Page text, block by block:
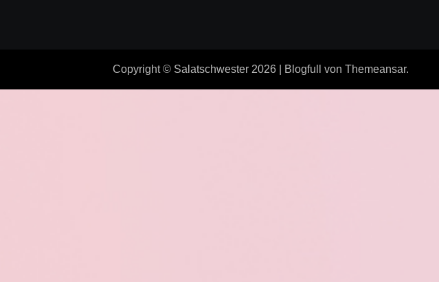
Copyright © Salatschwester 2026 Blogfull von Themeansar.